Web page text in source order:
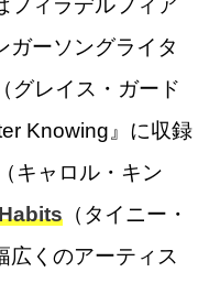
フィラデルフィア
ガーソングライタ
グレイス・ガード
Knowing』に収録
キャロル・キン
（タイニー・
広くのアーティス